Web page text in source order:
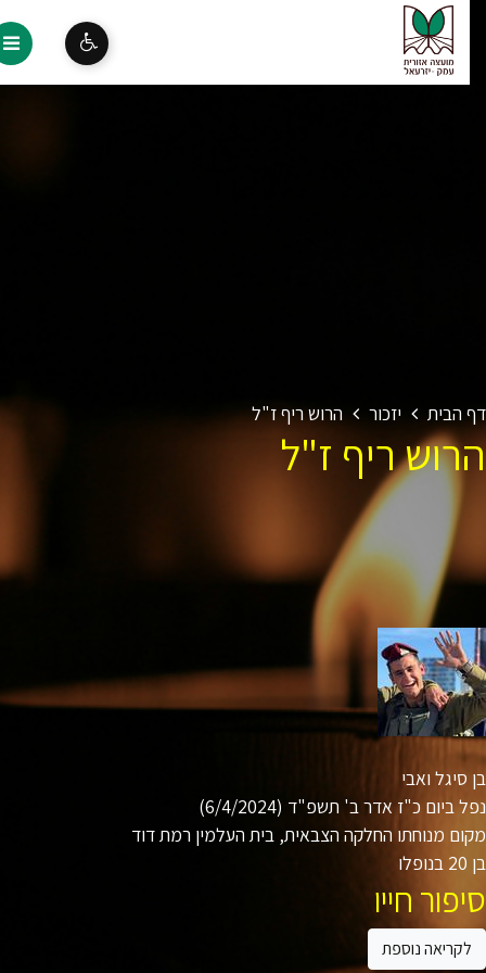
הבית יזכור הרוש ריף ז"ל
ריף ז"ל
ואבי
ביום כ"ז אדר ב' תשפ"ד (6/4/2024)
מנוחתו החלקה הצבאית, בית העלמין רמת דוד
חייו
נוספת